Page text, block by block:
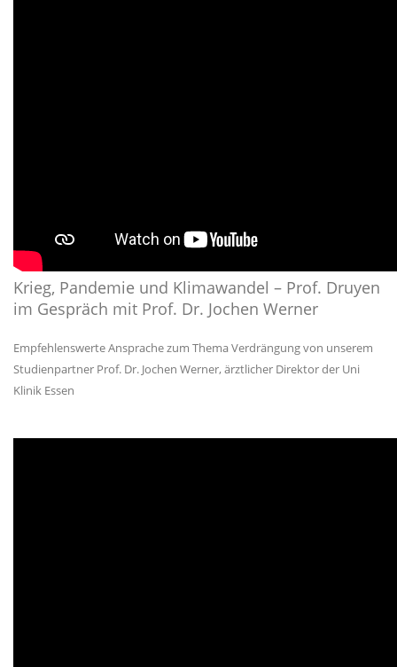
Krieg, Pandemie und Klimawandel – Prof. Druyen
im Gespräch mit Prof. Dr. Jochen Werner
Empfehlenswerte Ansprache zum Thema Verdrängung von unserem
Studienpartner Prof. Dr. Jochen Werner, ärztlicher Direktor der Uni
Klinik Essen